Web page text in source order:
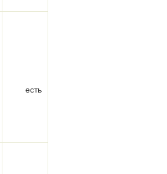
есть